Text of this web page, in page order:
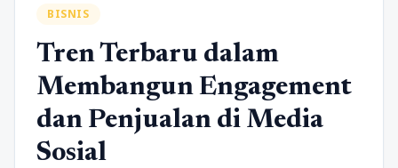
BISNIS
Tren Terbaru dalam
Membangun Engagement
dan Penjualan di Media
Sosial